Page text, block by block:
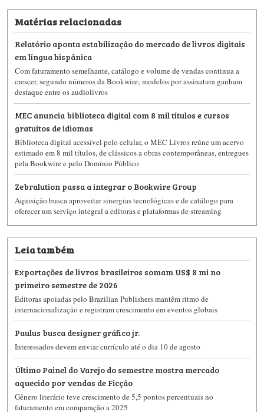
Matérias relacionadas
Relatório aponta estabilização do mercado de livros digitais
em língua hispânica
Com faturamento semelhante, catálogo e volume de vendas continua a
crescer, segundo números da Bookwire; modelos por assinatura ganham
destaque entre os audiolivros
MEC anuncia biblioteca digital com 8 mil títulos e cursos
gratuitos de idiomas
Biblioteca digital acessível pelo celular, o MEC Livros reúne um acervo
estimado em 8 mil títulos, de clássicos a obras contemporâneas, entregues
pela Bookwire e pelo Domínio Público
Zebralution passa a integrar o Bookwire Group
Aquisição busca aproveitar sinergias tecnológicas e de catálogo para
oferecer um serviço integral a editoras e plataformas de streaming
Leia também
Exportações de livros brasileiros somam US$ 8 mi no
primeiro semestre de 2026
Editoras apoiadas pelo Brazilian Publishers mantêm ritmo de
internacionalização e registram crescimento em eventos globais
Paulus busca designer gráfico jr.
Interessados devem enviar currículo até o dia 10 de agosto
Último Painel do Varejo do semestre mostra mercado
aquecido por vendas de Ficção
Gênero literário teve crescimento de 5,5 pontos percentuais no
faturamento em comparação a 2025